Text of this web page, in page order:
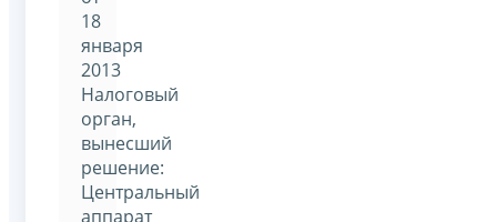
18
января
2013
Налоговый
орган,
вынесший
решение:
Центральный
аппарат